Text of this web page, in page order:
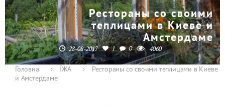
Рестораны со своими
теплицами в Киеве и
Амстердаме
28-08-2017 1 0 4060
Головна › ЇЖА ›
Рестораны со своими теплицами в Киеве
и Амстердаме